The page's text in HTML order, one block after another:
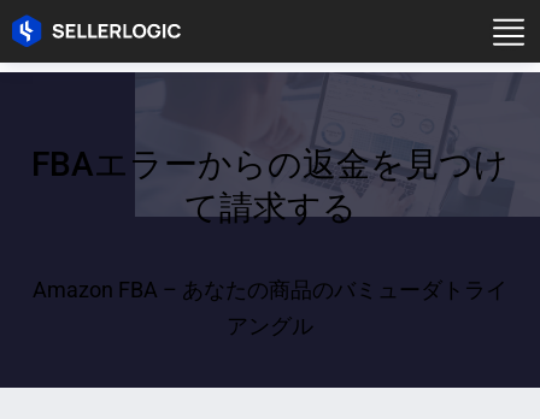
FBAエラーからの返金を見つけ
て請求する
Amazon FBA – あなたの商品のバミューダトライ
アングル